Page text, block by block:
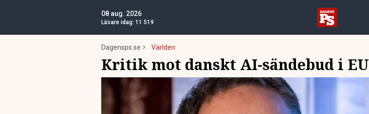
08 aug. 2026
Läsare idag: 11 519
Dagensps.se Världen
Kritik mot danskt AI-sändebud i EU